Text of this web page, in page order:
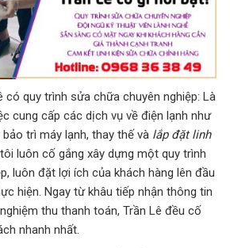
có quy trình sửa chữa chuyên nghiệp: Là
cung cấp các dịch vụ về điện lạnh như
trì máy lạnh, thay thế và lắp đặt linh
luôn cố gắng xây dựng một quy trình
luôn đặt lợi ích của khách hàng lên đầu
hiện. Ngay từ khâu tiếp nhận thông tin
thu thanh toán, Trần Lê đều cố
nhanh nhất.